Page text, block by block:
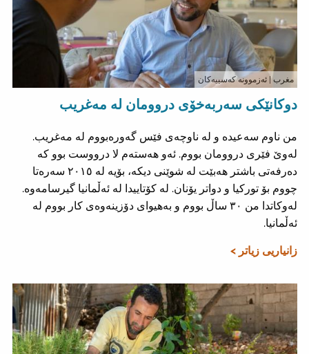
مغرب| ئەزموونە کەسییەکان
دوکانێکی سەربەخۆی دروومان لە مەغریب
من ناوم سەعیدە و لە ناوچەی فێس گەورەبووم لە مەغریب.
لەوێ فێری دروومان بووم. ئەو هەستەم لا درووست بوو کە
دەرفەتی باشتر هەبێت لە شوێنی دیکە، بۆیە لە ٢٠١٥ سەرەتا
چووم بۆ تورکیا و دواتر یۆنان. لە کۆتاییدا لە ئەڵمانیا گیرسامەوە.
لەوکاتدا من ٣٠ ساڵ بووم و بەهیوای دۆزینەوەی کار بووم لە
ئەڵمانیا.
زانیاریی زیاتر >